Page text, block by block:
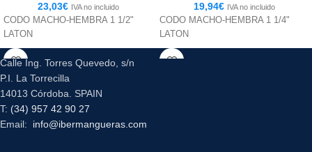
23,03€ IVA no incluido
CODO MACHO-HEMBRA 1 1/2"
LATON
19,94€ IVA no incluido
CODO MACHO-HEMBRA 1 1/4"
LATON
Calle Ing. Torres Quevedo, s/n
P.I. La Torrecilla
14013 Córdoba. SPAIN
T: (34) 957 42 90 27
Email: info@ibermangueras.com